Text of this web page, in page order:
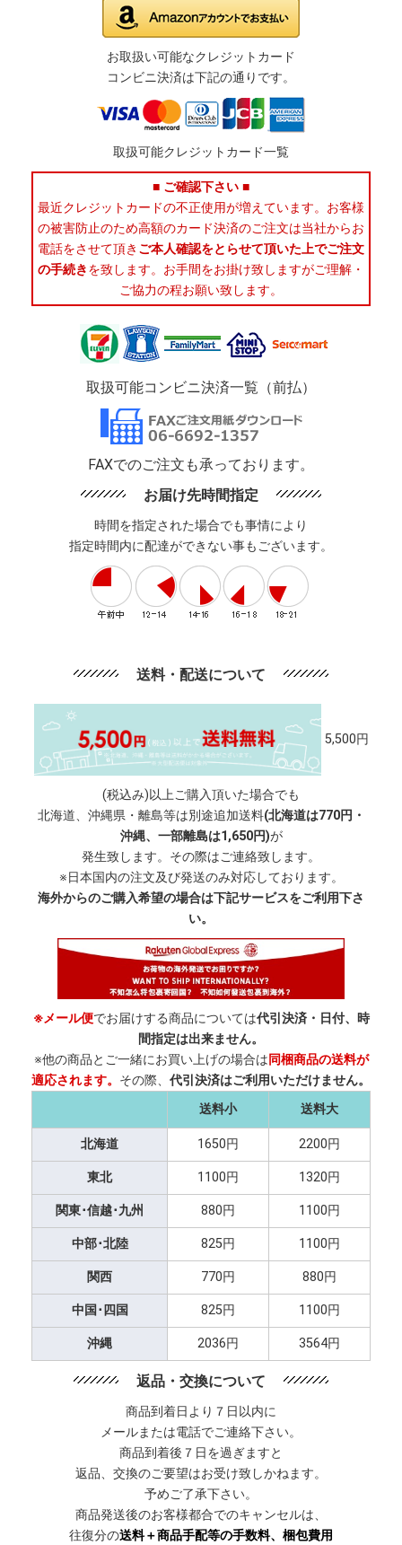
お取扱い可能なクレジットカード
コンビニ決済は下記の通りです。
取扱可能クレジットカード一覧
■ ご確認下さい ■
最近クレジットカードの不正使用が増えています。お客様
の被害防止のため高額のカード決済のご注文は当社からお
電話をさせて頂き ご本人確認をとらせて頂いた上でご注文
の手続きを致します。お手間をお掛け致しますがご理解・
ご協力の程お願い致します。
取扱可能コンビニ決済一覧（前払）
FAXでのご注文も承っております。
お届け先時間指定
時間を指定された場合でも事情により
指定時間内に配達ができない事もございます。
送料・配送について
5,500円
(税込み)以上ご購入頂いた場合でも
北海道、沖縄県・離島等は別途追加送料(北海道は770円・
沖縄、一部離島は1,650円)が
発生致します。その際はご連絡致します。
※日本国内の注文及び発送のみ対応しております。
海外からのご購入希望の場合は下記サービスをご利用下さ
い。
※メール便でお届けする商品については代引決済・日付、時
間指定は出来ません。
※他の商品とご一緒にお買い上げの場合は同梱商品の送料が
適応されます。 その際、 代引決済はご利用いただけません。
送料小
送料大
北海道 1650円 2200円
東北 1100円 1320円
関東･信越･九州 880円 1100円
中部･北陸 825円 1100円
関西 770円 880円
中国･四国 825円 1100円
沖縄 2036円 3564円
返品・交換について
商品到着日より７日以内に
メールまたは電話でご連絡下さい。
商品到着後７日を過ぎますと
返品、交換のご要望はお受け致しかねます。
予めご了承下さい。
商品発送後のお客様都合でのキャンセルは、
往復分の送料＋商品手配等の手数料、梱包費用